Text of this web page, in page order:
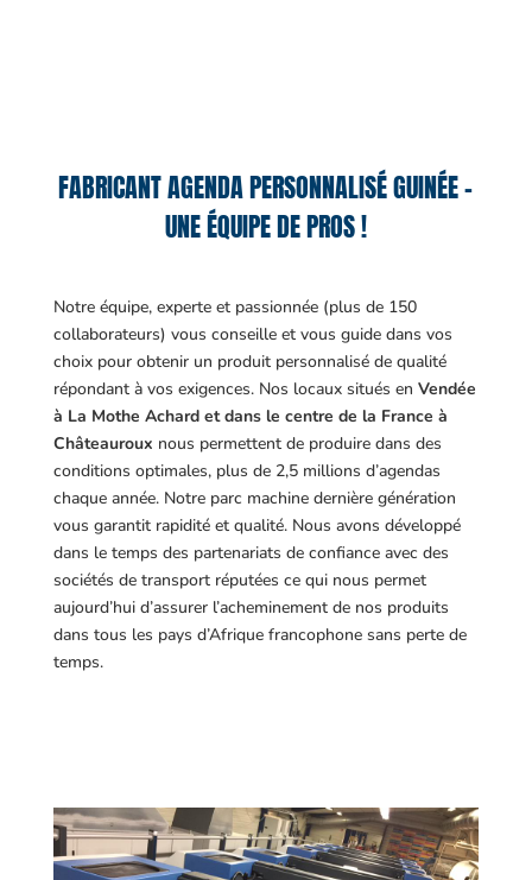
FABRICANT AGENDA PERSONNALISÉ GUINÉE –
UNE ÉQUIPE DE PROS !
Notre équipe, experte et passionnée (plus de 150
collaborateurs) vous conseille et vous guide dans vos
choix pour obtenir un produit personnalisé de qualité
répondant à vos exigences. Nos locaux situés en Vendée
à La Mothe Achard et dans le centre de la France à
Châteauroux nous permettent de produire dans des
conditions optimales, plus de 2,5 millions d’agendas
chaque année. Notre parc machine dernière génération
vous garantit rapidité et qualité. Nous avons développé
dans le temps des partenariats de confiance avec des
sociétés de transport réputées ce qui nous permet
aujourd’hui d’assurer l’acheminement de nos produits
dans tous les pays d’Afrique francophone sans perte de
temps.